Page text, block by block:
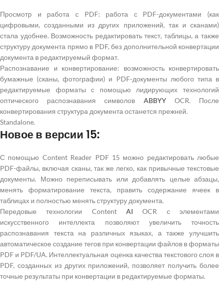
Просмотр и работа с PDF: работа с PDF-документами (как
цифровыми, созданными из других приложений, так и сканами)
стала удобнее. Возможность редактировать текст, таблицы, а также
структуру документа прямо в PDF, без дополнительной конвертации
документа в редактируемый формат.
Распознавание и конвертирование: возможность конвертировать
бумажные (сканы, фотографии) и PDF-документы любого типа в
редактируемые форматы с помощью лидирующих технологий
оптического распознавания символов ABBYYOCR. После
конвертирования структура документа останется прежней.
Standalone.
Новое в версии 15:
С помощью Content Reader PDF 15 можно редактировать любые
PDF-файлы, включая сканы, так же легко, как привычные текстовые
документы. Можно переписывать или добавлять целые абзацы,
менять форматирование текста, править содержание ячеек в
таблицах и полностью менять структуру документа.
Передовые технологии Content AI OCR с элементами
искусственного интеллекта позволяют увеличить точность
распознавания текста на различных языках, а также улучшить
автоматическое создание тегов при конвертации файлов в форматы
PDF и PDF/UA. Интеллектуальная оценка качества текстового слоя в
PDF, созданных из других приложений, позволяет получить более
точные результаты при конвертации в редактируемые форматы.